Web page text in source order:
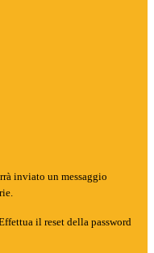
inviato un messaggio
il reset della password